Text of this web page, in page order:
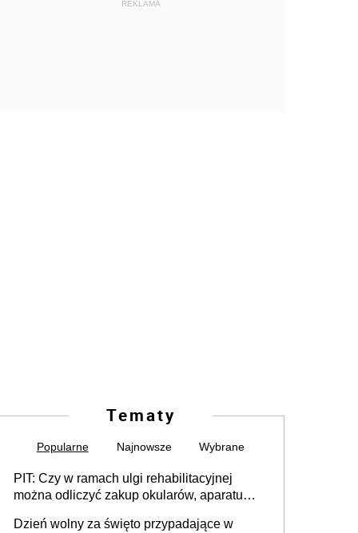
REKLAMA
Tematy
Popularne Najnowsze Wybrane
PIT: Czy w ramach ulgi rehabilitacyjnej
można odliczyć zakup okularów, aparatu
Dzień wolny za święto przypadające w